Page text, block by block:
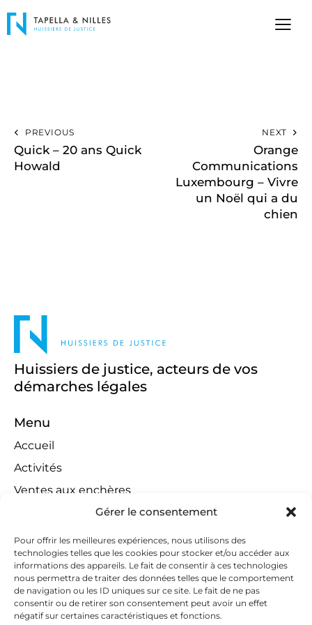
Gérer le consentement
Pour offrir les meilleures expériences, nous utilisons des
technologies telles que les cookies pour stocker et/ou accéder aux
informations des appareils. Le fait de consentir à ces technologies
nous permettra de traiter des données telles que le comportement
de navigation ou les ID uniques sur ce site. Le fait de ne pas
consentir ou de retirer son consentement peut avoir un effet
négatif sur certaines caractéristiques et fonctions.
PREVIOUS
Quick – 20 ans Quick
Howald
NEXT
Orange
Communications
Luxembourg – Vivre
un Noël qui a du
chien
Huissiers de justice, acteurs de vos
démarches légales
Menu
Accueil
Activités
Ventes aux enchères
Compétences territoriales
Jeux concours
Liens
Contact
Contactez-nous